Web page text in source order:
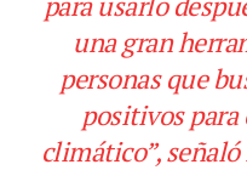
una gran
personas que
positivos
climático”,